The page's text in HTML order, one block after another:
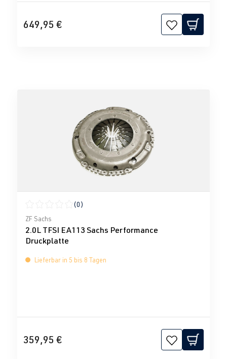
649,95 €
Durchschnittliche Bewertung von 0 von 5 Sternen
(0)
ZF Sachs
2.0L TFSI EA113 Sachs Performance
Druckplatte
Lieferbar in 5 bis 8 Tagen
359,95 €